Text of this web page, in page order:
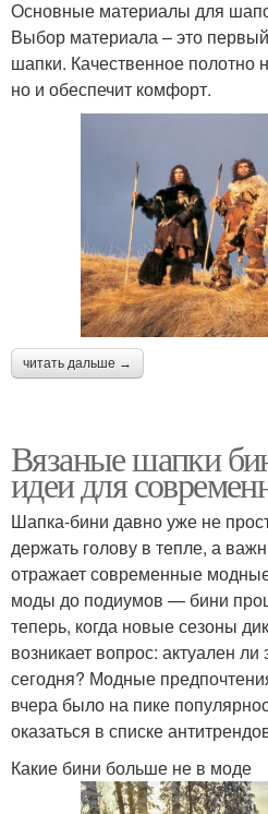
Основные материалы для
Выбор материала – это
шапки. Качественное полотно
но и обеспечит комфорт.
читать дальше →
Вязаные шапки
идеи для
Шапка-бини давно уже не
держать голову в тепле, а
отражает современные
моды до подиумов — бини
теперь, когда новые сезоны
возникает вопрос: актуален ли
сегодня? Модные
вчера было на пике
оказаться в списке
Какие бини больше не в моде